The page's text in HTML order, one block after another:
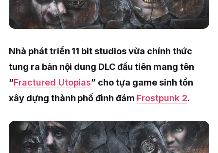
Nhà phát triển 11 bit studios vừa chính thức
tung ra bản nội dung DLC đầu tiên mang tên
“Fractured Utopias” cho tựa game sinh tồn
xây dựng thành phố đình đám Frostpunk 2.